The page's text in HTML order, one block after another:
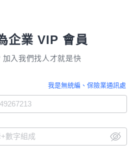
企業 VIP 會員
加入我們找人才就是快
我是無統編、保險業通訊處